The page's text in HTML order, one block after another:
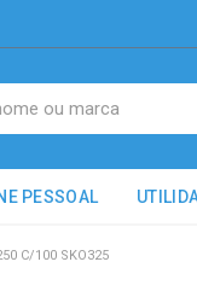
PESSOAL
C/100 SKO325